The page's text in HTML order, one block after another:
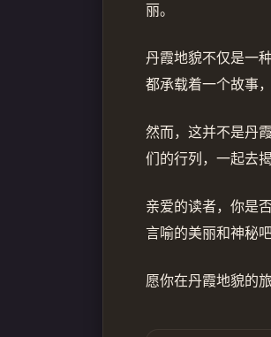
丽。
丹霞地貌不仅是一
都承载着一个故事
然而，这并不是丹
们的行列，一起去
亲爱的读者，你是
言喻的美丽和神秘
愿你在丹霞地貌的